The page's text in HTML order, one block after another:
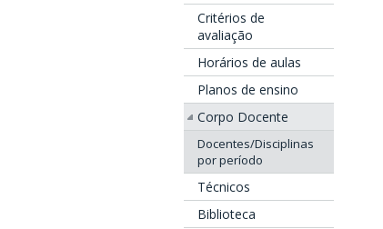
Critérios de
avaliação
Horários de aulas
Planos de ensino
Corpo Docente
Docentes/Disciplinas
por período
Técnicos
Biblioteca